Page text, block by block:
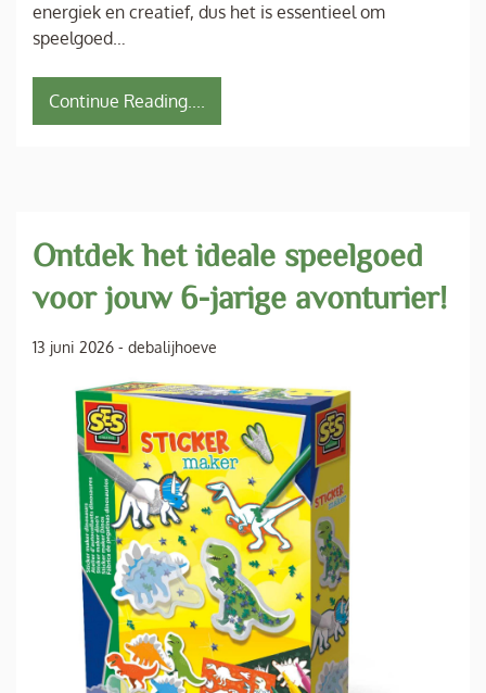
energiek en creatief, dus het is essentieel om
speelgoed…
Continue Reading....
Ontdek het ideale speelgoed
voor jouw 6-jarige avonturier!
13 juni 2026 - debalijhoeve